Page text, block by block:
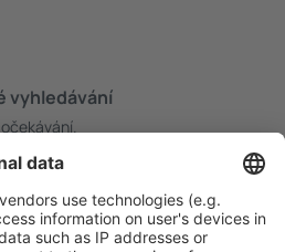
vyhledávání
s možností bezplatného